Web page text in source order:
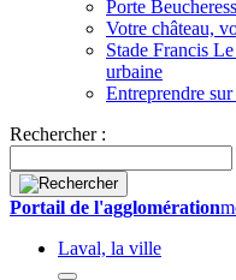
Porte
Votre château,
Stade Francis
urbaine
Entreprendre
Rechercher :
Portail de l'agglomération
Laval, la ville